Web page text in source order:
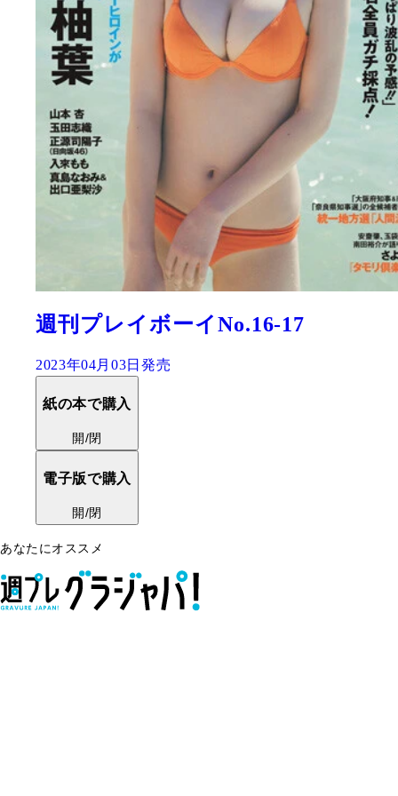
週刊プレイボーイNo.16-17
2023年04月03日発売
紙の本で購入
開/閉
電子版で購入
開/閉
あなたにオススメ